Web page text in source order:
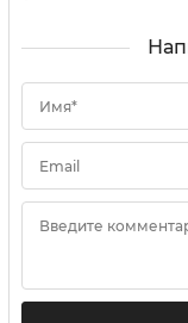
Имя*
Email
Введите